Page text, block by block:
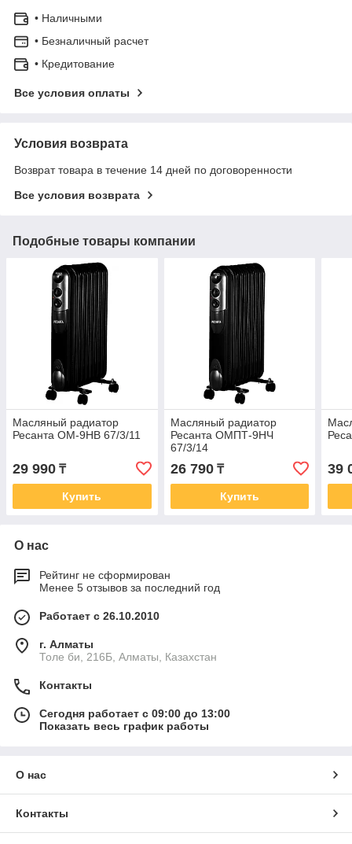
• Наличными
• Безналичный расчет
• Кредитование
Все условия оплаты
Условия возврата
Возврат товара в течение 14 дней по договоренности
Все условия возврата
Подобные товары компании
Масляный радиатор
Ресанта ОМ-9НВ 67/3/11
29 990 ₸
Купить
Масляный радиатор
Ресанта ОМПТ-9НЧ
67/3/14
26 790₸
Купить
39
О нас
Рейтинг не сформирован
Менее 5 отзывов за последний год
Работает с 26.10.2010
г. Алматы
Толе би, 216Б, Алматы, Казахстан
Контакты
Сегодня работает с 09:00 до 13:00
Показать весь график работы
О нас
Контакты